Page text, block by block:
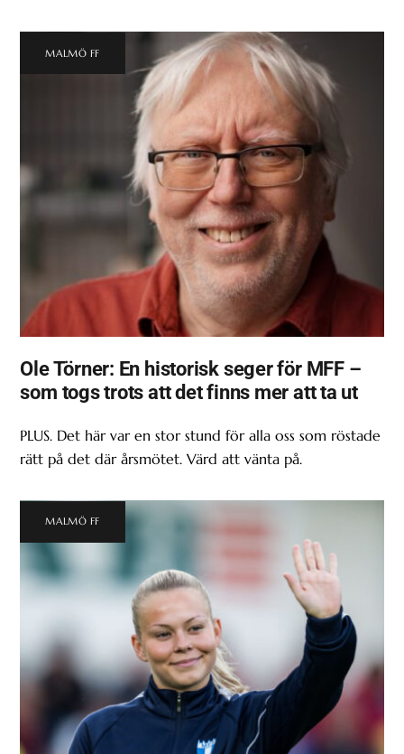
MALMÖ FF
Ole Törner: En historisk seger för MFF –
som togs trots att det finns mer att ta ut
PLUS. Det här var en stor stund för alla oss som röstade
rätt på det där årsmötet. Värd att vänta på.
MALMÖ FF